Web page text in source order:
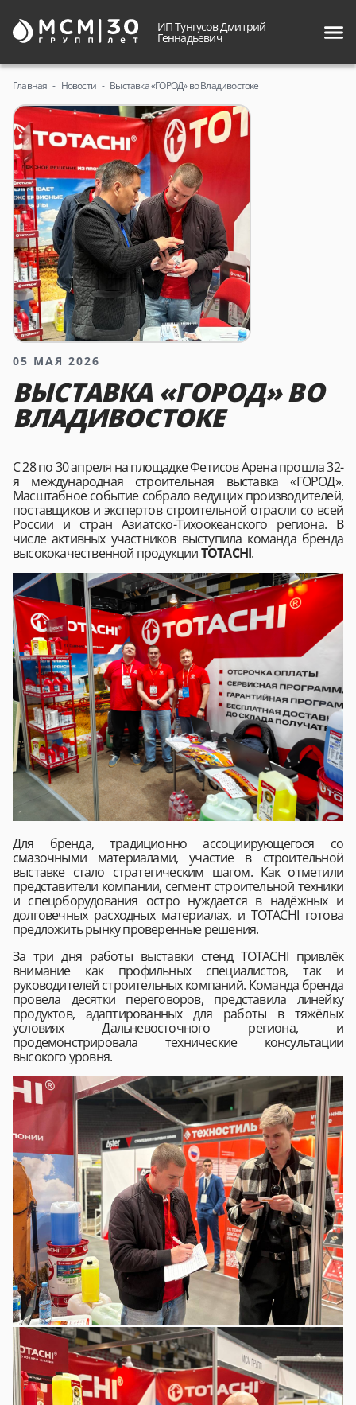
ИП Тунгусов Дмитрий
Геннадьевич
Главная Новости Выставка «ГОРОД» во Владивостоке
05 МАЯ 2026
ВЫСТАВКА «ГОРОД» ВО
ВЛАДИВОСТОКЕ
С 28 по 30 апреля на площадке Фетисов Арена прошла 32-
я международная строительная выставка «ГОРОД».
Масштабное событие собрало ведущих производителей,
поставщиков и экспертов строительной отрасли со всей
России и стран Азиатско-Тихоокеанского региона. В
числе активных участников выступила команда бренда
высококачественной продукцииTOTACHI.
Для бренда, традиционно ассоциирующегося со
смазочными материалами, участие в строительной
выставке стало стратегическим шагом. Как отметили
представители компании, сегмент строительной техники
и спецоборудования остро нуждается в надёжных и
долговечных расходных материалах, и TOTACHI готова
предложить рынку проверенные решения.
За три дня работы выставки стенд TOTACHI привлёк
внимание как профильных специалистов, так и
руководителей строительных компаний. Команда бренда
провела десятки переговоров, представила линейку
продуктов, адаптированных для работы в тяжёлых
условиях Дальневосточного региона, и
продемонстрировала технические консультации
высокого уровня.